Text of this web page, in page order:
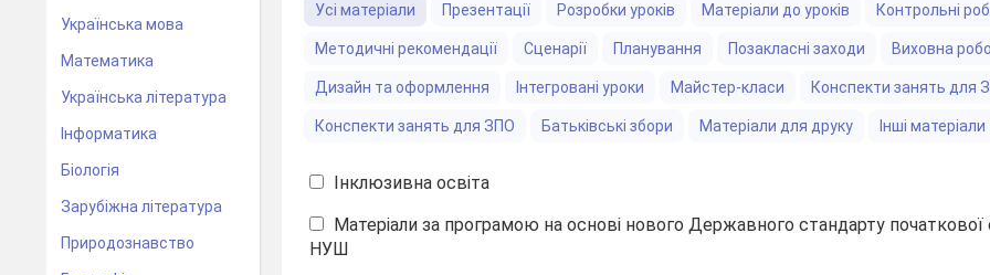
Українська мова
Математика
Українська література
Інформатика
Біологія
Зарубіжна література
Природознавство
Усі матеріали
Презентації Розробки уроків Матеріали до уроків Контрольні
Методичні рекомендації Сценарії Планування Позакласні заходи Виховна
Дизайн та оформлення Інтегровані уроки Майстер-класи Конспекти занять для
Конспекти занять для ЗПО Батьківські збори Матеріали для друку Інші матеріали
Інклюзивна освіта
Матеріали за програмою на основі нового Державного стандарту початкової
НУШ